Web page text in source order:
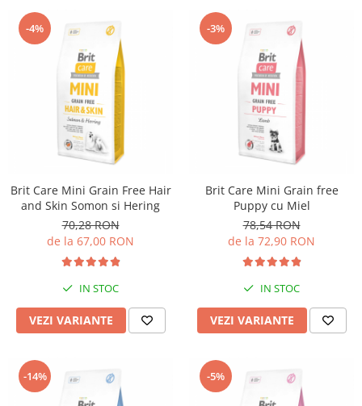
-4%
Brit Care Mini Grain Free Hair
and Skin Somon si Hering
70,28 RON
de la 67,00 RON
IN STOC
VEZI VARIANTE
-3%
Brit Care Mini Grain free
Puppy cu Miel
78,54 RON
de la 72,90 RON
IN STOC
VEZI VARIANTE
-14% -5%